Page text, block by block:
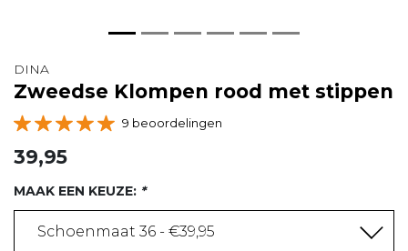
DINA
Zweedse Klompen rood met stippen
9 beoordelingen
39,95
MAAK EEN KEUZE: *
Schoenmaat 36 - €39,95